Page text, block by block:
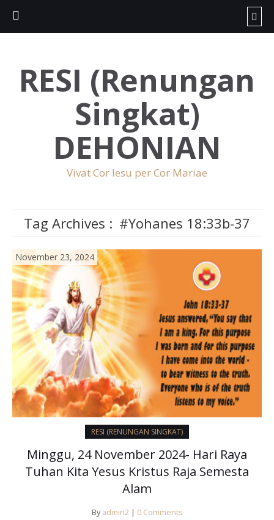
RESI (Renungan
Singkat)
DEHONIAN
Vivat Cor Iesu per Cor Mariae
Tag Archives : #Yohanes 18:33b-37
November 23, 2024
RESI (RENUNGAN SINGKAT)
Minggu, 24 November 2024- Hari Raya
Tuhan Kita Yesus Kristus Raja Semesta
Alam
By admin2 | 0 Comments